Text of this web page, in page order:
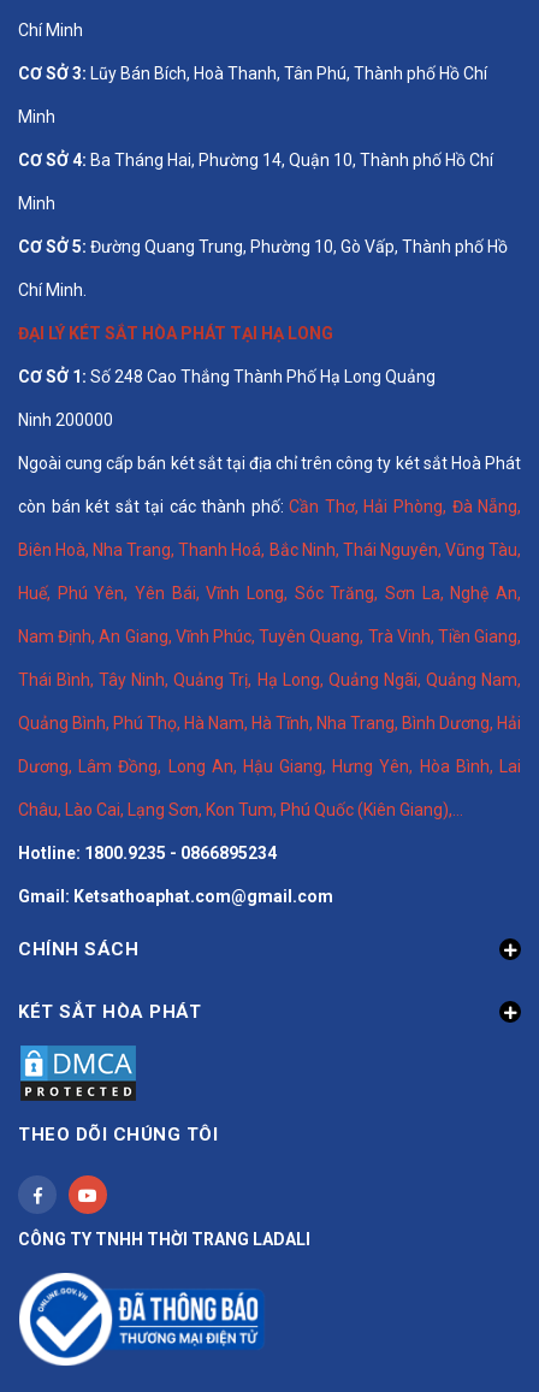
Chí Minh
CƠ SỞ 3: Lũy Bán Bích, Hoà Thanh, Tân Phú, Thành phố Hồ Chí
Minh
CƠ SỞ 4: Ba Tháng Hai, Phường 14, Quận 10, Thành phố Hồ Chí
Minh
CƠ SỞ 5: Đường Quang Trung, Phường 10, Gò Vấp, Thành phố Hồ
Chí Minh.
ĐẠI LÝ KÉT SẮT HÒA PHÁT TẠI HẠ LONG
CƠ SỞ 1: Số 248 Cao Thắng Thành Phố Hạ Long Quảng
Ninh 200000
Ngoài cung cấp bán két sắt tại địa chỉ trên công ty két sắt Hoà Phát
còn bán két sắt tại các thành phố:Cần Thơ, Hải Phòng, Đà Nẵng,
Biên Hoà, Nha Trang,Thanh Hoá, Bắc Ninh, Thái Nguyên, Vũng Tàu,
Huế, Phú Yên,Yên Bái,Vĩnh Long, Sóc Trăng,Sơn La, Nghệ An,
Nam Định,An Giang, Vĩnh Phúc,Tuyên Quang, Trà Vinh, Tiền Giang,
Thái Bình,Tây Ninh,Quảng Trị, Hạ Long, Quảng Ngãi, Quảng Nam,
Quảng Bình, Phú Thọ, Hà Nam, Hà Tĩnh, Nha Trang, Bình Dương, Hải
Dương, Lâm Đồng, Long An, Hậu Giang, Hưng Yên, Hòa Bình, Lai
Châu, Lào Cai, Lạng Sơn, Kon Tum, Phú Quốc (Kiên Giang),...
Hotline: 1800.9235 - 0866895234
Gmail: Ketsathoaphat.com@gmail.com
CHÍNH SÁCH
KÉT SẮT HÒA PHÁT
THEO DÕI CHÚNG TÔI
CÔNG TY TNHH THỜI TRANG LADALI